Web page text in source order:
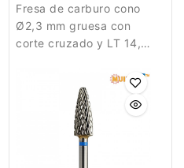
Fresa de carburo cono
Ø2,3 mm gruesa con
corte cruzado y LT 14,0
eliminación eficiente de